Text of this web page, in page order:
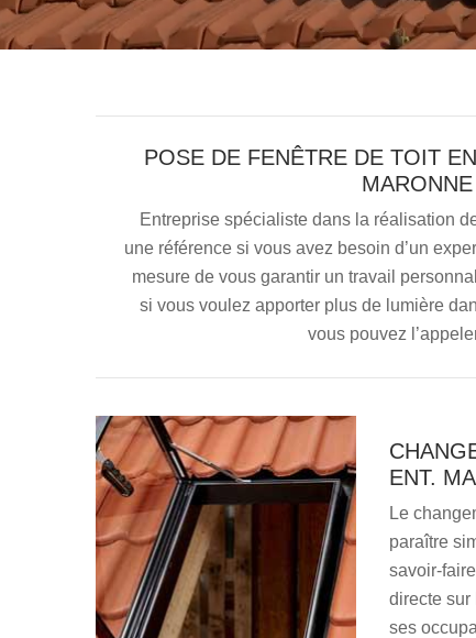
POSE DE FENÊTRE DE TOIT
Entreprise spécialiste dans la réalisation
une référence si vous avez besoin d’un
mesure de vous garantir un travail
si vous voulez apporter plus de lumière
vous pouvez
ENT.
Le
paraître
savoir-
directe sur
ses